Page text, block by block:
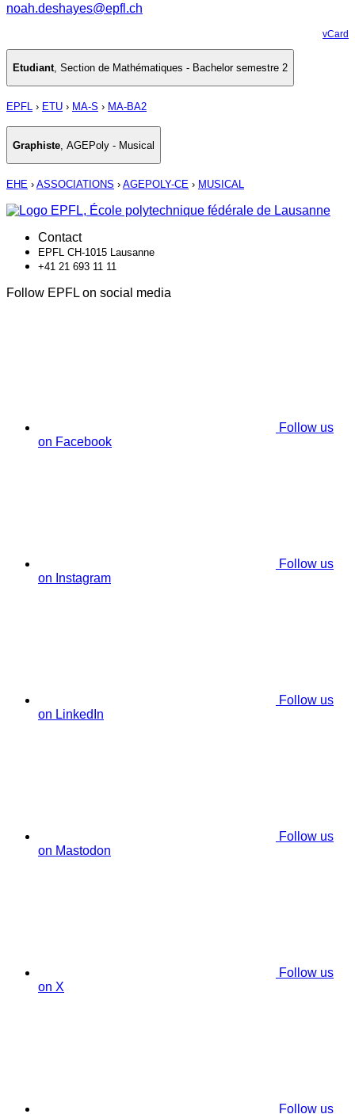
noah.deshayes@epfl.ch
vCard
Etudiant, Section de Mathématiques - Bachelor semestre 2
EPFL › ETU › MA-S › MA-BA2
Graphiste AGEPoly - Musical
EHE › ASSOCIATIONS › AGEPOLY-CE › MUSICAL
Contact
EPFL CH-1015 Lausanne
+41 21 693 11 11
Follow EPFL on social media
Follow us
on Facebook
Follow us
on Instagram
Follow us
on LinkedIn
Follow us
on Mastodon
Follow us
on X
Follow us